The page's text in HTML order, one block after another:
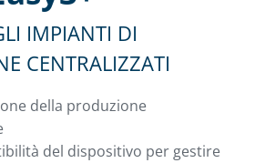
IMPIANTI DI
CENTRALIZZATI
della produzione
del dispositivo per gestire